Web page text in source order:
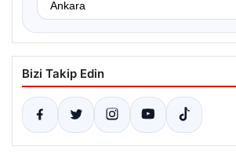
Bizi Takip Edin